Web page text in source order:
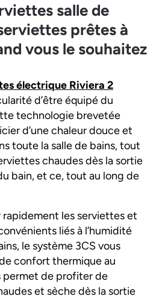
salle de
prêtes à
vous le souhaitez
électrique Riviera 2
d’être équipé du
technologie brevetée
d’une chaleur douce et
toute la salle de bains, tout
chaudes dès la sortie
bain, et ce, tout au long de
rapidement les serviettes et
liés à l’humidité
le système 3CS vous
confort thermique au
permet de profiter de
et sèche dès la sortie